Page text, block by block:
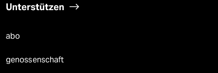
Unterstützen
abo
genossenschaft